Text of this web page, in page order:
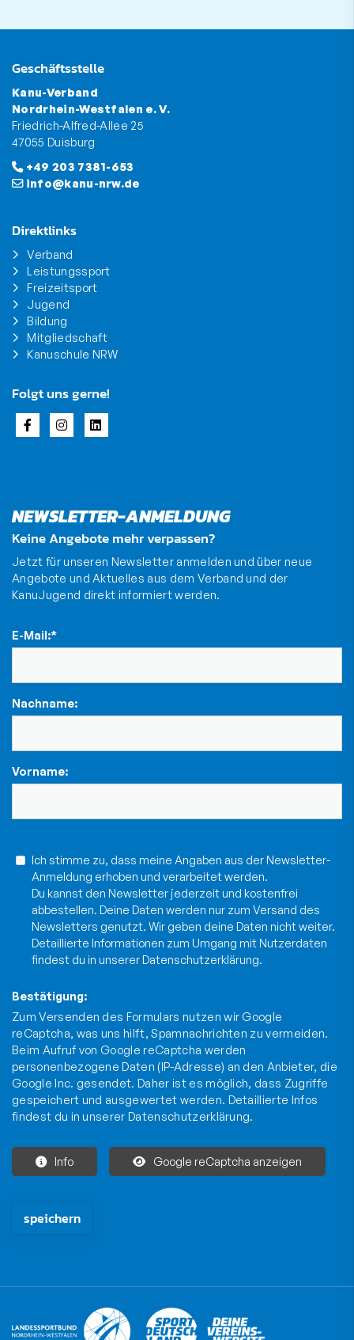
Geschäftsstelle
Kanu-Verband
Nordrhein-Westfalen e. V.
Friedrich-Alfred-Allee 25
47055 Duisburg
+49 203 7381-653
info@kanu-nrw.de
Direktlinks
Verband
Leistungssport
Freizeitsport
Jugend
Bildung
Mitgliedschaft
Kanuschule NRW
Folgt uns gerne!
NEWSLETTER-ANMELDUNG
Keine Angebote mehr verpassen?
Jetzt für unseren Newsletter anmelden und über neue
Angebote und Aktuelles aus dem Verband und der
KanuJugend direkt informiert werden.
E-Mail:*
Nachname:
Vorname:
Ich stimme zu, dass meine Angaben aus der Newsletter-
Anmeldung erhoben und verarbeitet werden.
Du kannst den Newsletter jederzeit und kostenfrei
abbestellen. Deine Daten werden nur zum Versand des
Newsletters genutzt. Wir geben deine Daten nicht weiter.
Detaillierte Informationen zum Umgang mit Nutzerdaten
findest du in unsererDatenschutzerklärung.
Bestätigung:
Zum Versenden des Formulars nutzen wir Google
reCaptcha, was uns hilft, Spamnachrichten zu vermeiden.
Beim Aufruf von Google reCaptcha werden
personenbezogene Daten (IP-Adresse) an den Anbieter, die
Google Inc. gesendet. Daher ist es möglich, dass Zugriffe
gespeichert und ausgewertet werden. Detaillierte Infos
findest du in unsererDatenschutzerklärung.
Info Google reCaptcha anzeigen